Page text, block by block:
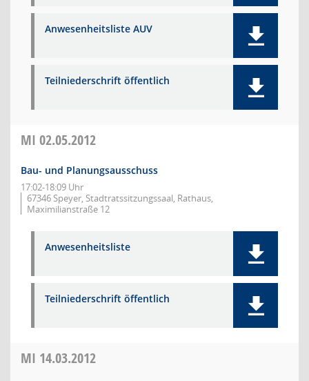
Anwesenheitsliste AUV
Teilniederschrift öffentlich
MI 02.05.2012
Bau- und Planungsausschuss
17:02-18:09 Uhr
67346 Speyer, Stadtratssitzungssaal, Rathaus,
Maximilianstraße 12
Anwesenheitsliste
Teilniederschrift öffentlich
MI 14.03.2012